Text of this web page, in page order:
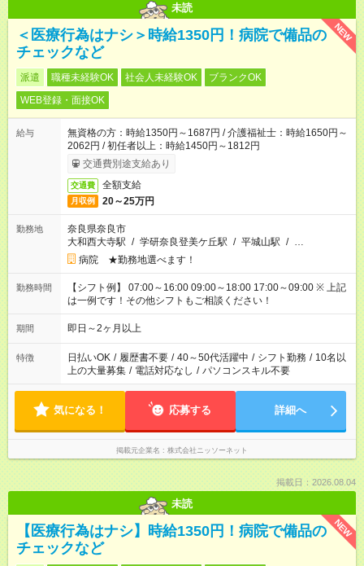
未読
NEW
＜医療行為はナシ＞時給1350円！病院で備品の
チェックなど
派遣 職種未経験OK 社会人未経験OK
ブランクOK
WEB登録・面接OK
給与
無資格の方：時給1350円～1687円 / 介護福祉士：時給1650円～
2062円 / 初任者以上：時給1450円～1812円
交通費別途支給あり
交通費 全額支給
月収例 20～25万円
勤務地
奈良県奈良市
大和西大寺駅 / 学研奈良登美ケ丘駅 / 平城山駅 / …
病院 ★勤務地選べます！
勤務時間
【シフト例】 07:00～16:00 09:00～18:00 17:00～09:00 ※ 上記
は一例です！その他シフトもご相談ください！
期間 即日～2ヶ月以上
特徴 日払いOK / 履歴書不要 / 40～50代活躍中 / シフト勤務 / 10名以
上の大量募集 / 電話対応なし / パソコンスキル不要
気になる！ 応募する 詳細へ
掲載元企業名 株式会社ニッソーネット
掲載日：2026.08.04
未読
NEW
【医療行為はナシ】時給1350円！病院で備品の
チェックなど